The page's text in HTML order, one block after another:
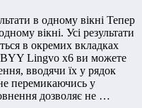
в одному вікні Тепер
вікні. Усі результати
в окремих вкладках
Lingvo x6 ви можете
вводячи їх у рядок
перемикаючись у
дозволяє не …